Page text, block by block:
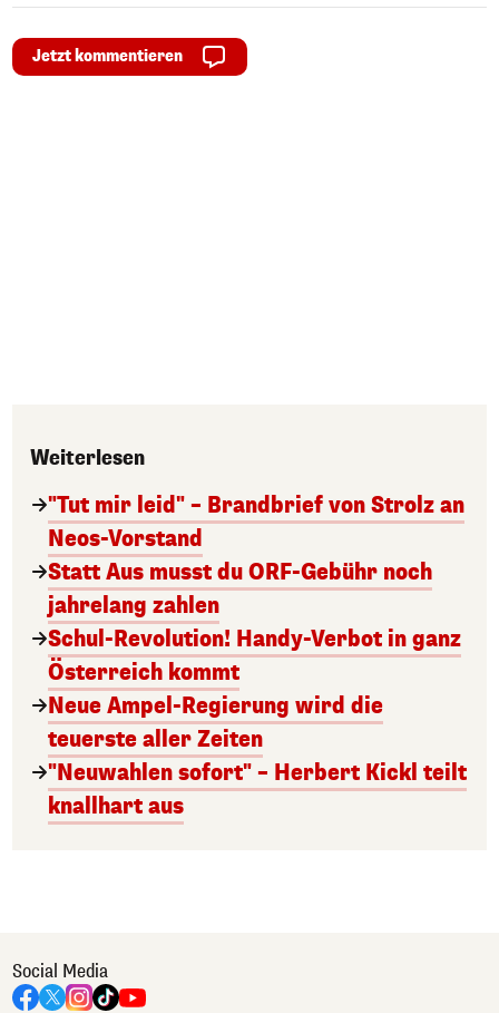
Jetzt kommentieren
Weiterlesen
"Tut mir leid" – Brandbrief von Strolz an
Neos-Vorstand
Statt Aus musst du ORF-Gebühr noch
jahrelang zahlen
Schul-Revolution! Handy-Verbot in ganz
Österreich kommt
Neue Ampel-Regierung wird die
teuerste aller Zeiten
"Neuwahlen sofort" – Herbert Kickl teilt
knallhart aus
Social Media